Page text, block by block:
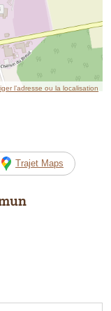
l’adresse ou la localisation
Trajet Maps